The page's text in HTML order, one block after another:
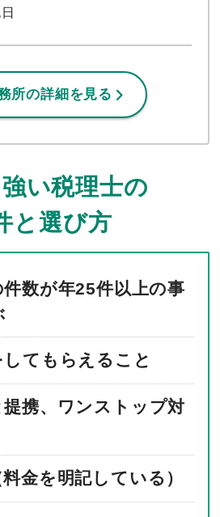
所の詳細を見る
い税理士の
と選び方
数が年25件以上の事
てもらえること
携、ワンストップ対
金を明記している）